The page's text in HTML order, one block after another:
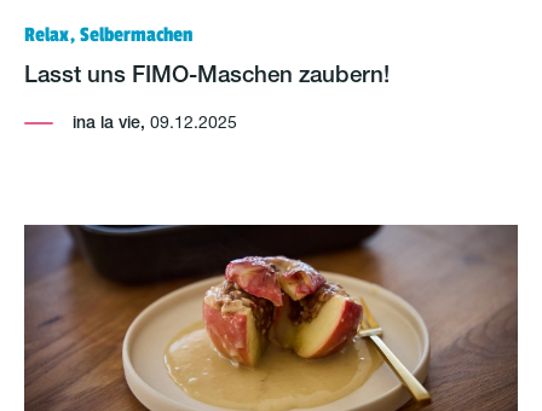
Relax, Selbermachen
Lasst uns FIMO-Maschen zaubern!
ina la vie, 09.12.2025